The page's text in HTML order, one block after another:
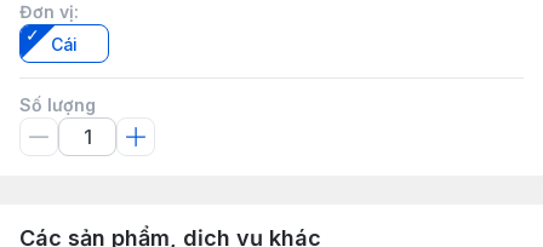
Đơn vị:
Cái
Số lượng
Các sản phẩm, dịch vụ khác